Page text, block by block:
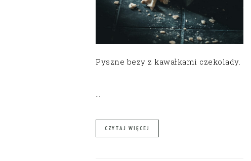
Pyszne bezy z kawałkami czekolady.
CZYTAJ WIĘCEJ